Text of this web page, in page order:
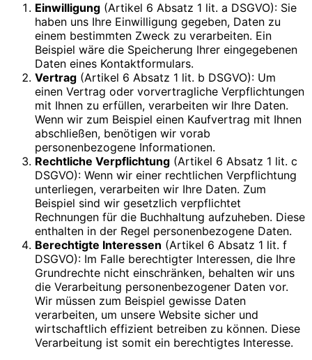
Einwilligung (Artikel 6 Absatz 1 lit. a DSGVO): Sie
haben uns Ihre Einwilligung gegeben, Daten zu
einem bestimmten Zweck zu verarbeiten. Ein
Beispiel wäre die Speicherung Ihrer eingegebenen
Daten eines Kontaktformulars.
Vertrag (Artikel 6 Absatz 1 lit. b DSGVO): Um
einen Vertrag oder vorvertragliche Verpflichtungen
mit Ihnen zu erfüllen, verarbeiten wir Ihre Daten.
Wenn wir zum Beispiel einen Kaufvertrag mit Ihnen
abschließen, benötigen wir vorab
personenbezogene Informationen.
Rechtliche Verpflichtung (Artikel 6 Absatz 1 lit. c
DSGVO): Wenn wir einer rechtlichen Verpflichtung
unterliegen, verarbeiten wir Ihre Daten. Zum
Beispiel sind wir gesetzlich verpflichtet
Rechnungen für die Buchhaltung aufzuheben. Diese
enthalten in der Regel personenbezogene Daten.
Berechtigte Interessen (Artikel 6 Absatz 1 lit. f
DSGVO): Im Falle berechtigter Interessen, die Ihre
Grundrechte nicht einschränken, behalten wir uns
die Verarbeitung personenbezogener Daten vor.
Wir müssen zum Beispiel gewisse Daten
verarbeiten, um unsere Website sicher und
wirtschaftlich effizient betreiben zu können. Diese
Verarbeitung ist somit ein berechtigtes Interesse.